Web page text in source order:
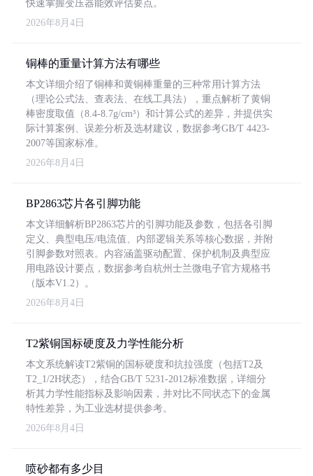
快速掌握变压器能效评估要点。
2026年8月4日
铜棒的重量计算方法有哪些
本文详细介绍了铜棒和黄铜棒重量的三种常用计算方法
（理论公式法、查表法、在线工具法），重点解析了黄铜
棒密度取值（8.4-8.7g/cm³）和计算公式的差异，并提供实
际计算案例、误差分析及选材建议，数据参考GB/T 4423-
2007等国家标准。
2026年8月4日
BP2863芯片各引脚功能
本文详细解析BP2863芯片的引脚功能及参数，包括各引脚
定义、典型电压/电流值、内部逻辑关系等核心数据，并附
引脚参数对照表。内容涵盖驱动配置、保护机制及典型应
用电路设计要点，数据参考自杭州士兰微电子官方规格书
（版本V1.2）。
2026年8月4日
T2紫铜国标硬度及力学性能分析
本文系统解读T2紫铜的国标硬度和抗拉强度（包括T2及
T2_1/2H状态），结合GB/T 5231-2012标准数据，详细分
析其力学性能指标及影响因素，并对比不同状态下的金属
特性差异，为工业选材提供参考。
2026年8月4日
喷砂都有多少目